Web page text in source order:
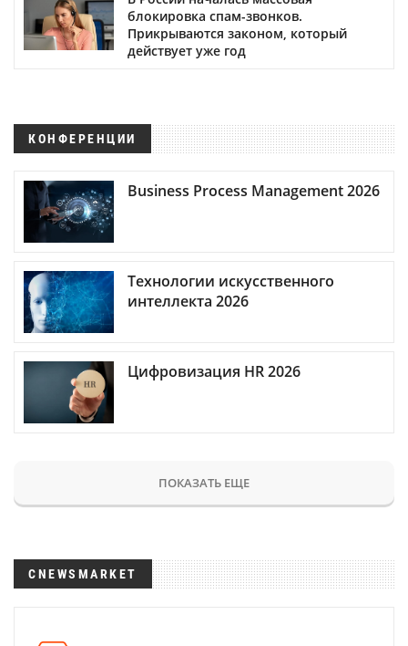
блокировка спам-звонков.
Прикрываются законом, который
действует уже год
КОНФЕРЕНЦИИ
Business Process Management 2026
Технологии искусственного
интеллекта 2026
Цифровизация HR 2026
ПОКАЗАТЬ ЕЩЕ
CNEWSMARKET